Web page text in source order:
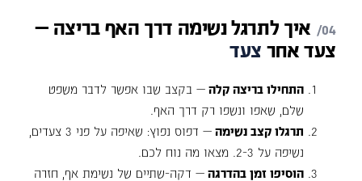
איך לתרגלנשימה דרך האףבריצה —
צעדאחר צעד
התחילו בריצה קלה — בקצב שבו אפשר לדבר משפט
שלם, שאפו ונשפו רק דרך האף.
תרגלו קצב נשימה
— דפוס נפוץ: שאיפה על פני 3 צעדים,
נשיפה על 2-3. מצאו מה נוח לכם.
הוסיפו זמן בהדרגה — דקה-שתיים של נשימת אף, חזרה